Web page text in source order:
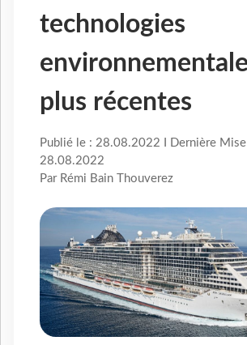
technologies
plus récentes
Publié le : 28.08.2022 I Dernière
28.08.2022
Par Rémi Bain Thouverez